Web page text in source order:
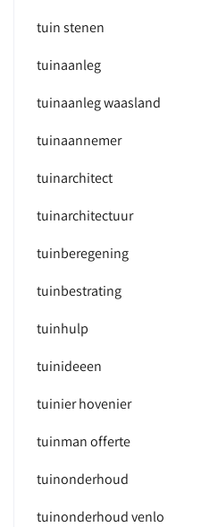
tuin stenen
tuinaanleg
tuinaanleg waasland
tuinaannemer
tuinarchitect
tuinarchitectuur
tuinberegening
tuinbestrating
tuinhulp
tuinideeen
tuinier hovenier
tuinman offerte
tuinonderhoud
tuinonderhoud venlo